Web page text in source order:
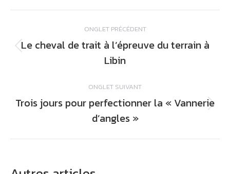
de
commentaire
ONGLET PRÉCÉDENT
Onglet
précédent
Le cheval de trait à l’épreuve du terrain à
Libin
ONGLET SUIVANT
Onglet
suivant
Trois jours pour perfectionner la « Vannerie
d’angles »